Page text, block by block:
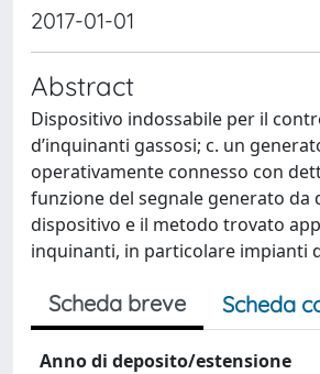
2017-01-01
Abstract
Dispositivo indossabile per il
d’inquinanti gassosi; c. un
operativamente connesso con
funzione del segnale generato da
dispositivo e il metodo trovato
inquinanti, in particolare impianti
Scheda breve Scheda
Anno di deposito/estensione